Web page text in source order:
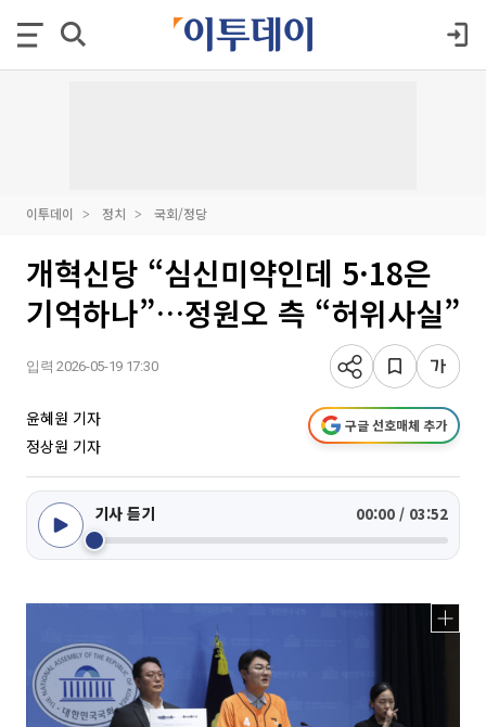
이투데이 정치 국회/정당
개혁신당 “심신미약인데 5·18은
기억하나”…정원오 측 “허위사실”
입력 2026-05-19 17:30
윤혜원 기자
정상원 기자
구글 선호매체 추가
기사 듣기 00:00 / 03:52